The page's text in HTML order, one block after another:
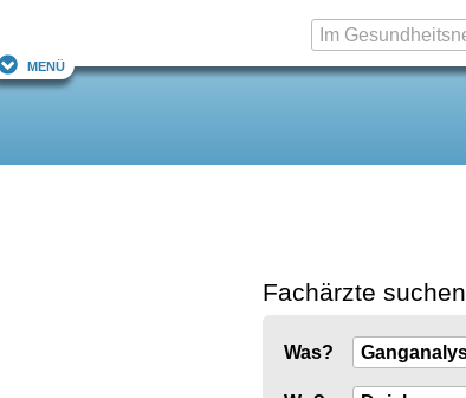
Menü
Fachärzte suchen
Was?